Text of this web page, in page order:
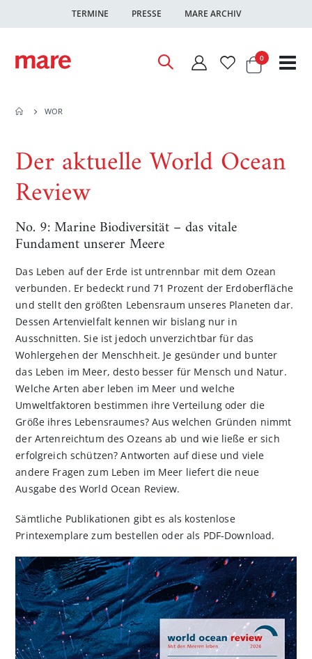
TERMINE PRESSE MARE ARCHIV
Warenkorb
0Artikel
WOR
Der aktuelle World Ocean
Review
No. 9: Marine Biodiversität – das vitale
Fundament unserer Meere
Das Leben auf der Erde ist untrennbar mit dem Ozean
verbunden. Er bedeckt rund 71 Prozent der Erdoberfläche
und stellt den größten Lebensraum unseres Planeten dar.
Dessen Artenvielfalt kennen wir bislang nur in
Ausschnitten. Sie ist jedoch unverzichtbar für das
Wohlergehen der Menschheit. Je gesünder und bunter
das Leben im Meer, desto besser für Mensch und Natur.
Welche Arten aber leben im Meer und welche
Umweltfaktoren bestimmen ihre Verteilung oder die
Größe ihres Lebensraumes? Aus welchen Gründen nimmt
der Artenreichtum des Ozeans ab und wie ließe er sich
erfolgreich schützen? Antworten auf diese und viele
andere Fragen zum Leben im Meer liefert die neue
Ausgabe des World Ocean Review.
Sämtliche Publikationen gibt es als kostenlose
Printexemplare zum bestellen oder als PDF-Download.